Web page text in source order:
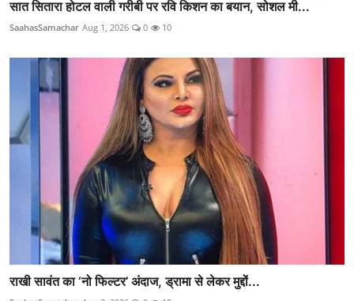
सात सितारा होटल वाली गरीबी पर रवि किशन का बयान, सोशल मी...
SaahasSamachar Aug 1, 2026 0 10
राखी सावंत का ‘नो फिल्टर’ अंदाज, ड्रामा से लेकर मुद्दों...